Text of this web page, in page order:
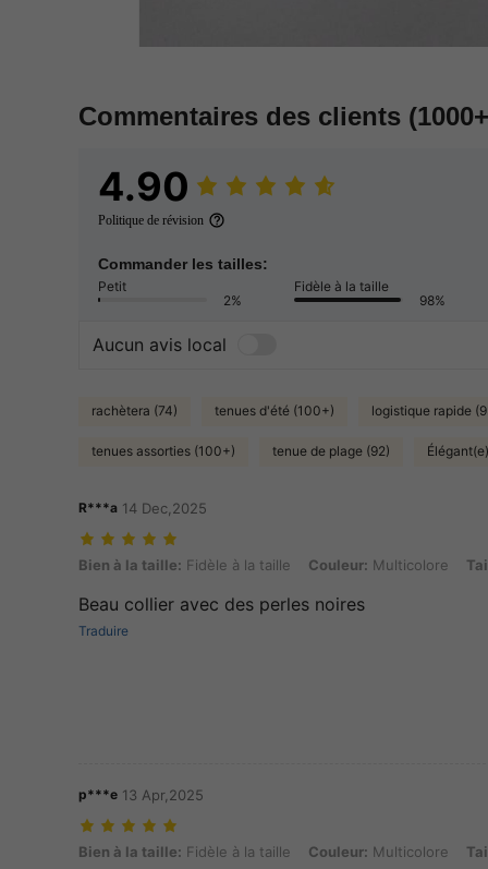
Commentaires des clients
4.90
Politique de révision
Commander les tailles:
Petit
2%
Fidèle à la taille
98%
Aucun avis local
rachètera (74) tenues d'été (100+) logistique rapide
tenues assorties (100+) tenue de plage (92)
R***a 14 Dec,2025
Bien à la taille: Fidèle à la taille, Couleur: Multicolore, Taille: Taille
Bien à la taille: Fidèle à la taille Couleur: Multicolore
Beau collier avec des perles noires
Traduire
p***e 13 Apr,2025
Bien à la taille: Fidèle à la taille, Couleur: Multicolore, Taille: Taille
Bien à la taille: Fidèle à la taille Couleur: Multicolore